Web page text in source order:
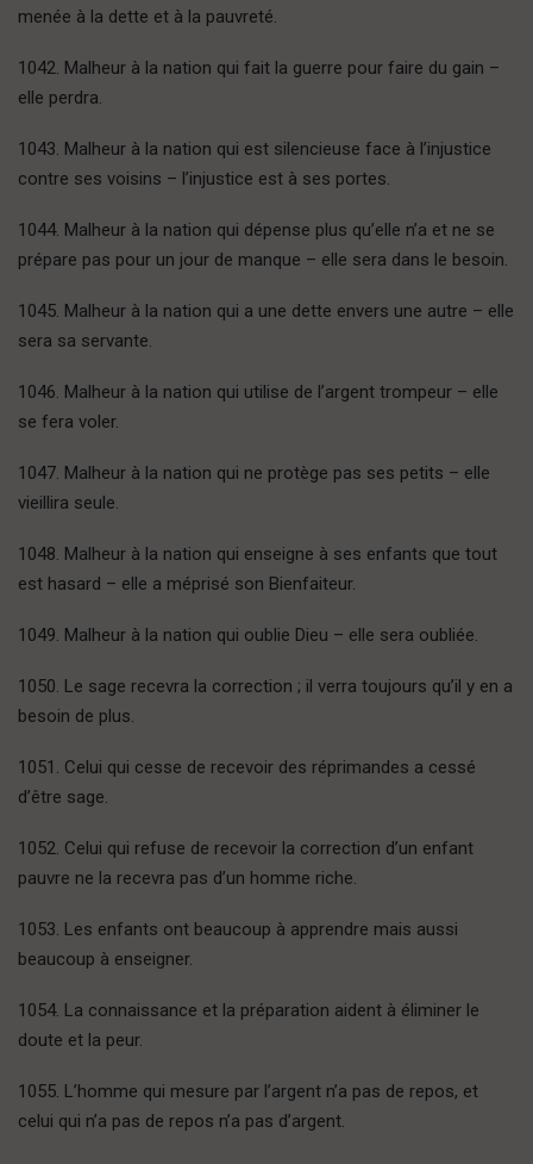
menée à la dette et à la pauvreté.
1042. Malheur à la nation qui fait la guerre pour faire du gain –
elle perdra.
1043. Malheur à la nation qui est silencieuse face à l’injustice
contre ses voisins – l’injustice est à ses portes.
1044. Malheur à la nation qui dépense plus qu’elle n’a et ne se
prépare pas pour un jour de manque – elle sera dans le besoin.
1045. Malheur à la nation qui a une dette envers une autre – elle
sera sa servante.
1046. Malheur à la nation qui utilise de l’argent trompeur – elle
se fera voler.
1047. Malheur à la nation qui ne protège pas ses petits – elle
vieillira seule.
1048. Malheur à la nation qui enseigne à ses enfants que tout
est hasard – elle a méprisé son Bienfaiteur.
1049. Malheur à la nation qui oublie Dieu – elle sera oubliée.
1050. Le sage recevra la correction ; il verra toujours qu’il y en a
besoin de plus.
1051. Celui qui cesse de recevoir des réprimandes a cessé
d’être sage.
1052. Celui qui refuse de recevoir la correction d’un enfant
pauvre ne la recevra pas d’un homme riche.
1053. Les enfants ont beaucoup à apprendre mais aussi
beaucoup à enseigner.
1054. La connaissance et la préparation aident à éliminer le
doute et la peur.
1055. L’homme qui mesure par l’argent n’a pas de repos, et
celui qui n’a pas de repos n’a pas d’argent.